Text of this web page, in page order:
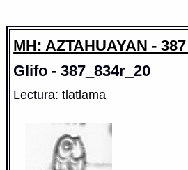
MH: AZTAHUAYAN -
Glifo - 387_834r_20
Lectura: tlatlama